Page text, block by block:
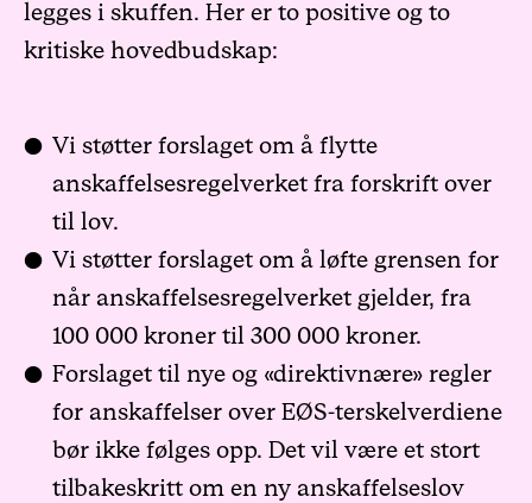
legges i skuffen. Her er to positive og to
kritiske hovedbudskap:
Vi støtter forslaget om å flytte
anskaffelsesregelverket fra forskrift over
til lov.
Vi støtter forslaget om å løfte grensen for
når anskaffelsesregelverket gjelder, fra
100 000 kroner til 300 000 kroner.
Forslaget til nye og «direktivnære» regler
for anskaffelser over EØS-terskelverdiene
bør ikke følges opp. Det vil være et stort
tilbakeskritt om en ny anskaffelseslov